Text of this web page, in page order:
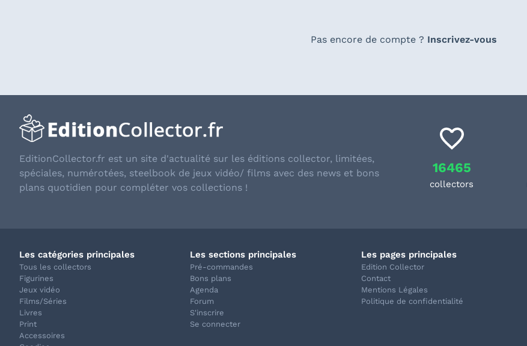
Pas encore de compte ? Inscrivez-vous
EditionCollector.fr est un site d'actualité sur les éditions collector, limitées,
spéciales, numérotées, steelbook de jeux vidéo/ films avec des news et bons
plans quotidien pour compléter vos collections !
16465
collectors
Les catégories principales
Tous les collectors
Figurines
Jeux vidéo
Films/Séries
Livres
Print
Accessoires
Les sections principales
Pré-commandes
Bons plans
Agenda
Forum
S'inscrire
Se connecter
Les pages principales
Edition Collector
Contact
Mentions Légales
Politique de confidentialité